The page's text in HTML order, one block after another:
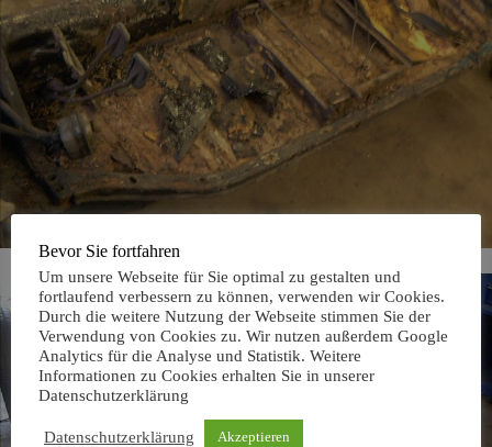
Als Badewanne ungeeignet.
Bevor Sie fortfahren
Um unsere Webseite für Sie optimal zu gestalten und
fortlaufend verbessern zu können, verwenden wir Cookies.
Durch die weitere Nutzung der Webseite stimmen Sie der
Verwendung von Cookies zu. Wir nutzen außerdem Google
Analytics für die Analyse und Statistik. Weitere
Informationen zu Cookies erhalten Sie in unserer
Datenschutzerklärung
Datenschutzerklärung Akzeptieren